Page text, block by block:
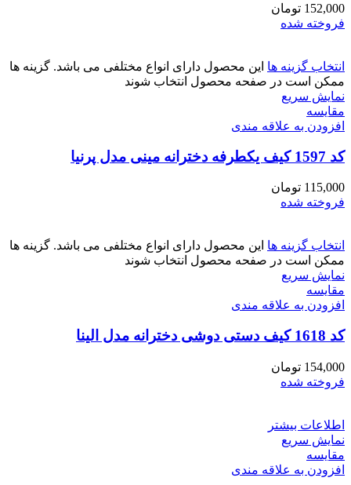
152,000 تومان
فروخته شده
انتخاب گزینه ها این محصول دارای انواع مختلفی می باشد. گزینه ها
ممکن است در صفحه محصول انتخاب شوند
نمایش سریع
مقايسه
افزودن به علاقه مندی
کد 1597 کیف یکطرفه دخترانه مینی مدل پرنیا
115,000 تومان
فروخته شده
انتخاب گزینه ها این محصول دارای انواع مختلفی می باشد. گزینه ها
ممکن است در صفحه محصول انتخاب شوند
نمایش سریع
مقايسه
افزودن به علاقه مندی
کد 1618 کیف دستی دوشی دخترانه مدل الینا
154,000 تومان
فروخته شده
اطلاعات بیشتر
نمایش سریع
مقايسه
افزودن به علاقه مندی